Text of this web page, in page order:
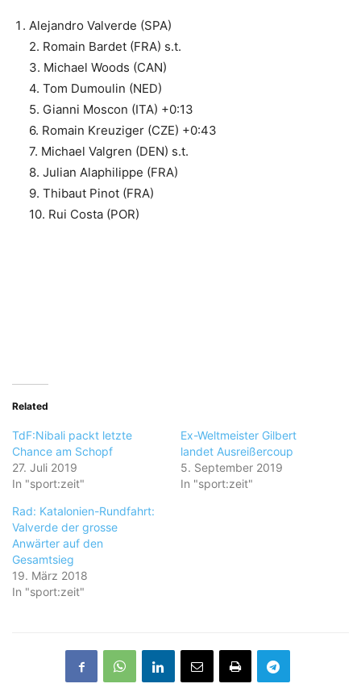
Alejandro Valverde (SPA)
2. Romain Bardet (FRA) s.t.
3. Michael Woods (CAN)
4. Tom Dumoulin (NED)
5. Gianni Moscon (ITA) +0:13
6. Romain Kreuziger (CZE) +0:43
7. Michael Valgren (DEN) s.t.
8. Julian Alaphilippe (FRA)
9. Thibaut Pinot (FRA)
10. Rui Costa (POR)
Related
TdF:Nibali packt letzte
Chance am Schopf
27. Juli 2019
In "sport:zeit"
Ex-Weltmeister Gilbert
landet Ausreißercoup
5. September 2019
In "sport:zeit"
Rad: Katalonien-Rundfahrt:
Valverde der grosse
Anwärter auf den
Gesamtsieg
19. März 2018
In "sport:zeit"